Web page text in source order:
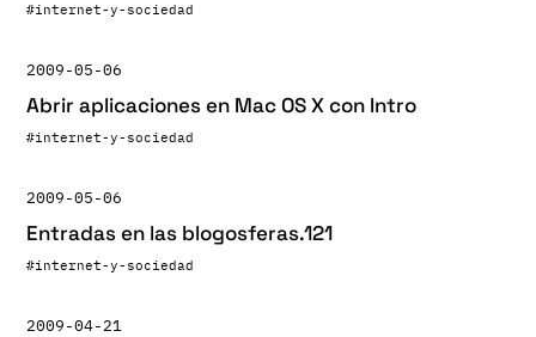
#internet-y-sociedad
2009-05-06
Abrir aplicaciones en Mac OS X con Intro
#internet-y-sociedad
2009-05-06
Entradas en las blogosferas.121
#internet-y-sociedad
2009-04-21